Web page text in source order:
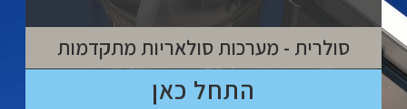
התחל כאן
סולרית - מערכות סולאריות מתקדמות